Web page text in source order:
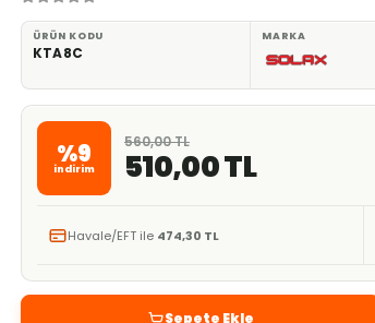
ÜRÜN KODU
KTA8C
MARKA
%9
indirim
560,00 TL
510,00 TL
Havale/EFT ile 474,30 TL
Sepete Ekle